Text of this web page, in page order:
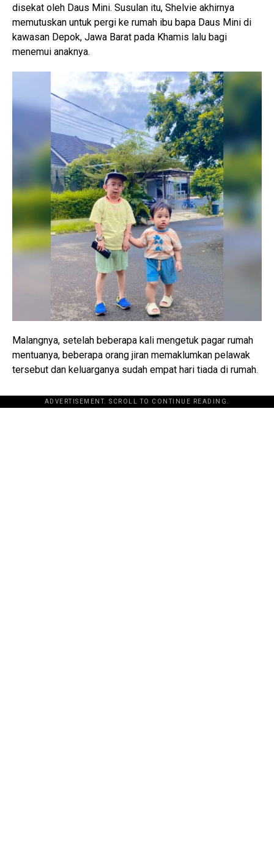
disekat oleh Daus Mini. Susulan itu, Shelvie akhirnya
memutuskan untuk pergi ke rumah ibu bapa Daus Mini di
kawasan Depok, Jawa Barat pada Khamis lalu bagi
menemui anaknya.
Malangnya, setelah beberapa kali mengetuk pagar rumah
mentuanya, beberapa orang jiran memaklumkan pelawak
tersebut dan keluarganya sudah empat hari tiada di rumah.
ADVERTISEMENT. SCROLL TO CONTINUE READING.